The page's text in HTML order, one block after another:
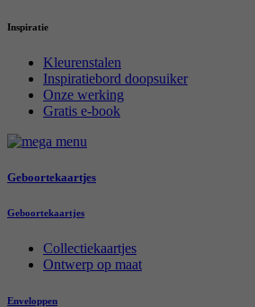
Inspiratie
Kleurenstalen
Inspiratiebord doopsuiker
Onze werking
Gratis e-book
Geboortekaartjes
Geboortekaartjes
Collectiekaartjes
Ontwerp op maat
Enveloppen